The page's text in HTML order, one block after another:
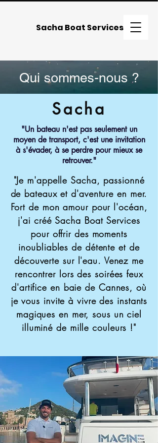
Sacha Boat Services
Qui sommes-nous ?
Sacha
"Un bateau n'est pas seulement un
moyen de transport, c'est une invitation
à s'évader, à se perdre pour mieux se
retrouver."
"Je m'appelle Sacha, passionné
de bateaux et d'aventure en mer.
Fort de mon amour pour l'océan,
j'ai créé Sacha Boat Services
pour offrir des moments
inoubliables de détente et de
découverte sur l'eau. Venez me
rencontrer lors des soirées feux
d'artifice en baie de Cannes, où
je vous invite à vivre des instants
magiques en mer, sous un ciel
illuminé de mille couleurs !"